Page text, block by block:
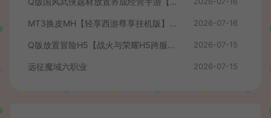
MT3换皮MH【轻享西游尊享挂机版】最新整理单机一键即玩镜像端+Linux手工服务端+安卓苹果双端+GM后台+全套源码+详细搭建教程 2026-07-16
Q版放置冒险H5【战火与荣耀H5跨服版】最新整理单机一键即玩镜像端+Linux手工服务端+简易安卓+CDK授权后台+详细搭建教程 2026-07-15
远征魔域六职业 2026-07-15